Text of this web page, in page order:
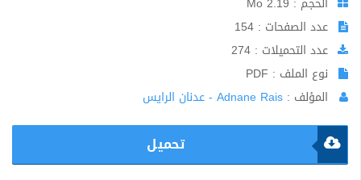
عدد الصفحات : 154
عدد التحميلات : 274
نوع الملف : PDF
المؤلف : Adnane Rais - عدنان الرايس
تحميل